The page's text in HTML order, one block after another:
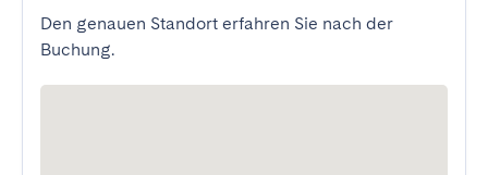
Den genauen Standort erfahren Sie nach der
Buchung.